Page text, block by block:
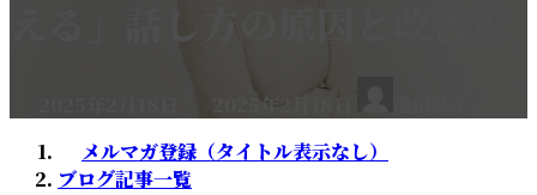
終
更
2025年2月18日
メルマガ登録（タイトル表示なし）
ブログ記事一覧